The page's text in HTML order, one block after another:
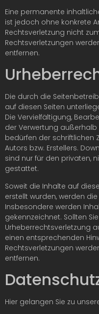
Eine permanente
ist jedoch ohne konkrete
Rechtsverletzung nicht
Rechtsverletzungen
entfernen.
Die durch die
auf diesen Seiten
Die Vervielfältigung,
der Verwertung
bedürfen der schriftlichen
Autors bzw. Erstellers.
sind nur für den privaten,
gestattet.
Soweit die Inhalte auf
erstellt wurden, werden
Insbesondere werden
gekennzeichnet. Sollten
Urheberrechtsverletzung
einen entsprechenden
Rechtsverletzungen
entfernen.
Hier gelangen Sie zu